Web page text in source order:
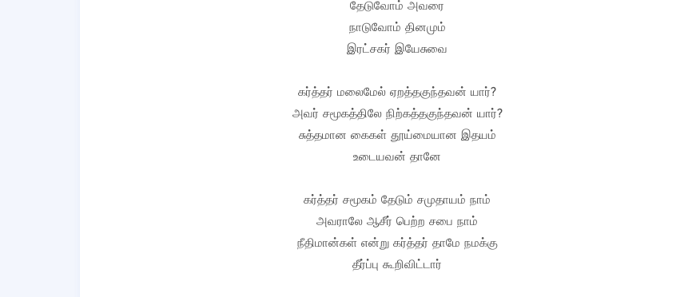
தேடுவோம் அவரை
நாடுவோம் தினமும்
இரட்சகர் இயேசுவை
கர்த்தர் மலைமேல் ஏறத்தகுந்தவன் யார்?
அவர் சமூகத்திலே நிற்கத்தகுந்தவன் யார்?
சுத்தமான கைகள் தூய்மையான இதயம்
உடையவன் தானே
கர்த்தர் சமூகம் தேடும் சமுதாயம் நாம்
அவராலே ஆசீர் பெற்ற சபை நாம்
நீதிமான்கள் என்று கர்த்தர் தாமே நமக்கு
தீர்ப்பு கூறிவிட்டார்